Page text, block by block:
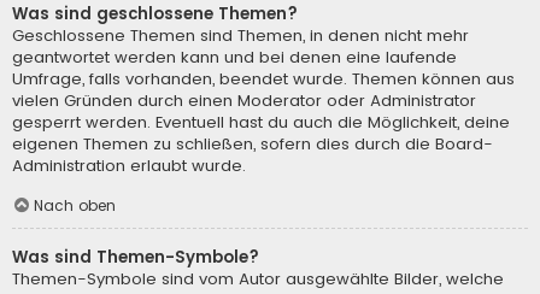
Was sind geschlossene Themen?
Geschlossene Themen sind Themen, in denen nicht mehr
geantwortet werden kann und bei denen eine laufende
Umfrage, falls vorhanden, beendet wurde. Themen können aus
vielen Gründen durch einen Moderator oder Administrator
gesperrt werden. Eventuell hast du auch die Möglichkeit, deine
eigenen Themen zu schließen, sofern dies durch die Board-
Administration erlaubt wurde.
Nach oben
Was sind Themen-Symbole?
Themen-Symbole sind vom Autor ausgewählte Bilder, welche